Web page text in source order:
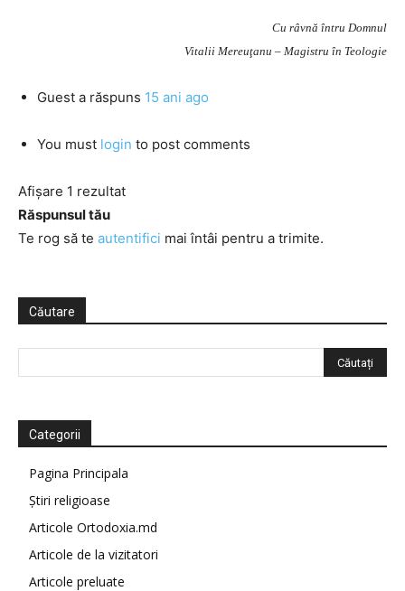
Cu râvnă întru Domnul
Vitalii Mereuţanu – Magistru în Teologie
Guest a răspuns 15 ani ago
You must login to post comments
Afișare 1 rezultat
Răspunsul tău
Te rog să te autentifici mai întâi pentru a trimite.
Căutare
Categorii
Pagina Principala
Știri religioase
Articole Ortodoxia.md
Articole de la vizitatori
Articole preluate